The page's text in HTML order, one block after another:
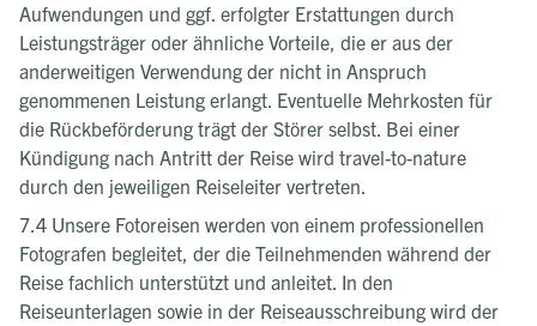
Aufwendungen und ggf. erfolgter Erstattungen durch
Leistungsträger oder ähnliche Vorteile, die er aus der
anderweitigen Verwendung der nicht in Anspruch
genommenen Leistung erlangt. Eventuelle Mehrkosten für
die Rückbeförderung trägt der Störer selbst. Bei einer
Kündigung nach Antritt der Reise wird travel-to-nature
durch den jeweiligen Reiseleiter vertreten.
7.4 Unsere Fotoreisen werden von einem professionellen
Fotografen begleitet, der die Teilnehmenden während der
Reise fachlich unterstützt und anleitet. In den
Reiseunterlagen sowie in der Reiseausschreibung wird der